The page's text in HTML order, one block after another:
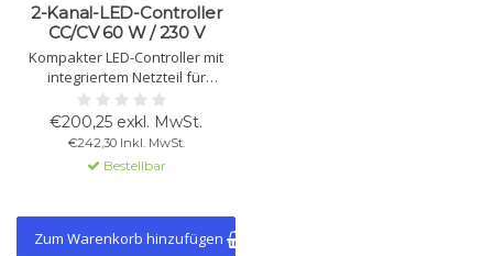
2-Kanal-LED-Controller
CC/CV 60 W / 230 V
Kompakter LED-Controller mit
integriertem Netzteil für
Konstantstrom (700/1400 mA)
und Konstantspannung,
geeignet für 60 W. Unterstützt
Tunable White, automatische
Dimmung und Hybrid-
€200,25 exkl. MwSt.
€242,30 Inkl. MwSt.
Bestellbar
Zum Warenkorb hinzufügen